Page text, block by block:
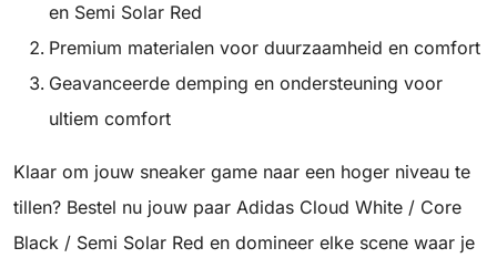
en Semi Solar Red
Premium materialen voor duurzaamheid en comfort
Geavanceerde demping en ondersteuning voor
ultiem comfort
Klaar om jouw sneaker game naar een hoger niveau te
tillen? Bestel nu jouw paar Adidas Cloud White / Core
Black / Semi Solar Red en domineer elke scene waar je